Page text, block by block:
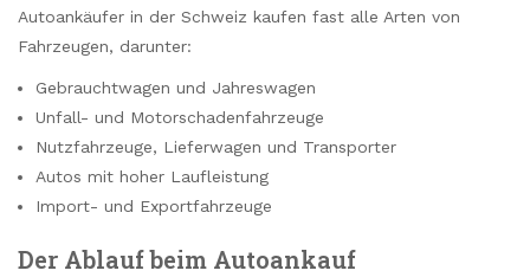
Autoankäufer in der Schweiz kaufen fast alle Arten von
Fahrzeugen, darunter:
Gebrauchtwagen und Jahreswagen
Unfall- und Motorschadenfahrzeuge
Nutzfahrzeuge, Lieferwagen und Transporter
Autos mit hoher Laufleistung
Import- und Exportfahrzeuge
Der Ablauf beim Autoankauf